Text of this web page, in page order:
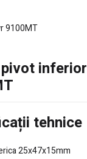
9100MT
tehnice
25x47x15mm